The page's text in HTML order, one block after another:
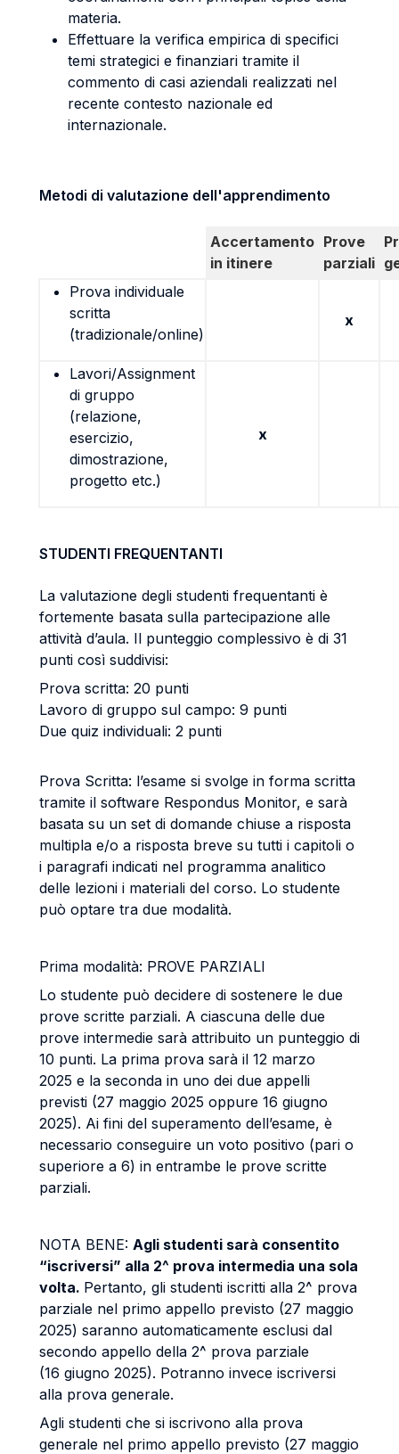
materia.
Effettuare la verifica empirica di specifici
temi strategici e finanziari tramite il
commento di casi aziendali realizzati nel
recente contesto nazionale ed
internazionale.
Metodi di valutazione dell'apprendimento
Accertamento
in itinere
Prove
parziali
Prova individuale
scritta
(tradizionale/online)
x
Lavori/Assignment
di gruppo
(relazione,
esercizio,
dimostrazione,
progetto etc.)
x
STUDENTI FREQUENTANTI
La valutazione degli studenti frequentanti è
fortemente basata sulla partecipazione alle
attività d’aula. Il punteggio complessivo è di 31
punti così suddivisi:
Prova scritta: 20 punti
Lavoro di gruppo sul campo: 9 punti
Due quiz individuali: 2 punti
Prova Scritta: l’esame si svolge in forma scritta
tramite il software Respondus Monitor, e sarà
basata su un set di domande chiuse a risposta
multipla e/o a risposta breve su tutti i capitoli o
i paragrafi indicati nel programma analitico
delle lezioni i materiali del corso. Lo studente
può optare tra due modalità.
Prima modalità: PROVE PARZIALI
Lo studente può decidere di sostenere le due
prove scritte parziali. A ciascuna delle due
prove intermedie sarà attribuito un punteggio di
10 punti. La prima prova sarà il 12 marzo
2025 e la seconda in uno dei due appelli
previsti (27 maggio 2025 oppure 16 giugno
2025). Ai fini del superamento dell’esame, è
necessario conseguire un voto positivo (pari o
superiore a 6) in entrambe le prove scritte
parziali.
NOTA BENE: Agli studenti sarà consentito
“iscriversi” alla 2^ prova intermedia una sola
volta. Pertanto, gli studenti iscritti alla 2^ prova
parziale nel primo appello previsto (27 maggio
2025) saranno automaticamente esclusi dal
secondo appello della 2^ prova parziale
(16 giugno 2025). Potranno invece iscriversi
alla prova generale.
Agli studenti che si iscrivono alla prova
generale nel primo appello previsto (27 maggio